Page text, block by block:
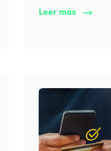
Leer más